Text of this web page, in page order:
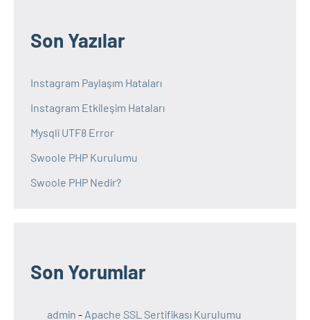
Son Yazılar
Instagram Paylaşım Hataları
Instagram Etkileşim Hataları
Mysqli UTF8 Error
Swoole PHP Kurulumu
Swoole PHP Nedir?
Son Yorumlar
admin - Apache SSL Sertifikası Kurulumu